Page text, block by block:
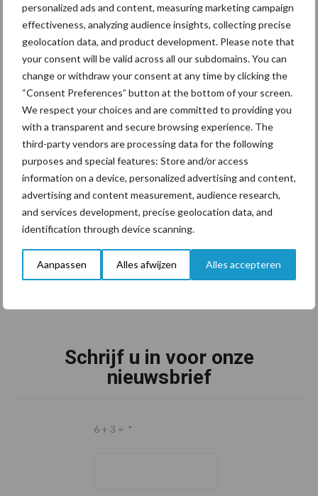
personalized ads and content, measuring marketing campaign
effectiveness, analyzing audience insights, collecting precise
geolocation data, and product development. Please note that
your consent will be valid across all our subdomains. You can
change or withdraw your consent at any time by clicking the
“Consent Preferences” button at the bottom of your screen.
We respect your choices and are committed to providing you
with a transparent and secure browsing experience. The
third-party vendors are processing data for the following
purposes and special features: Store and/or access
information on a device, personalized advertising and content,
advertising and content measurement, audience research,
and services development, precise geolocation data, and
identification through device scanning.
Aanpassen Alles afwijzen Alles accepteren
Footer Onze brandpartners
Schrijf u in voor onze
nieuwsbrief
6 + 3 = *